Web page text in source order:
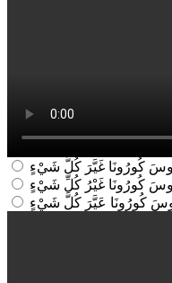
كُورُونَا غَيَّرَ كُلَّ شَيْءٍ
كُورُونَا غَيْرُ كُلِّ شَيْءٍ
كُورُونَا عَيَّرَ كُلَّ شَيْءٍ